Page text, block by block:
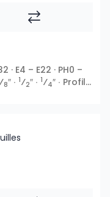
· E4 – E22 · PH0 –
⁄8″ ∙ 1⁄2″ ∙ 1⁄4″ ∙ Profil E